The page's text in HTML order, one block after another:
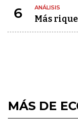
6 ANÁLISIS
Más
MÁS DE